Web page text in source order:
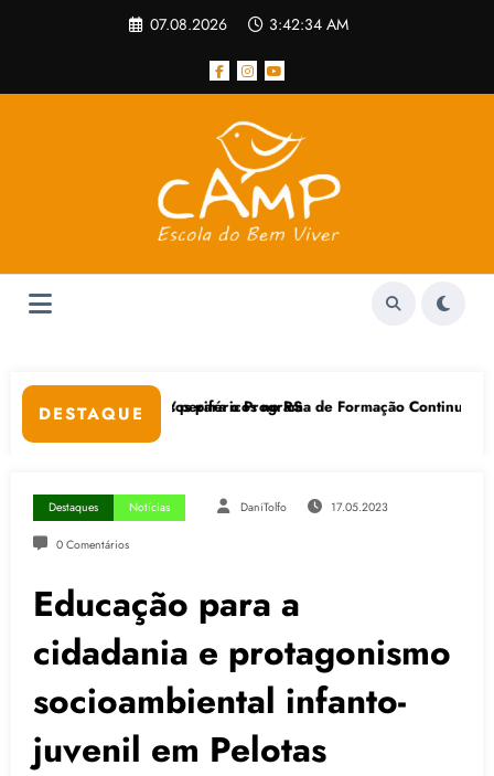
07.08.2026 3:42:35 AM
DESTAQUE
de Formação Continuada do CAMP
Destaques Notícias DaniTolfo 17.05.2023
0 Comentários
Educação para a
cidadania e protagonismo
socioambiental infanto-
juvenil em Pelotas